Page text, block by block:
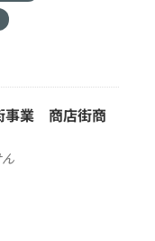
事業 商店街商